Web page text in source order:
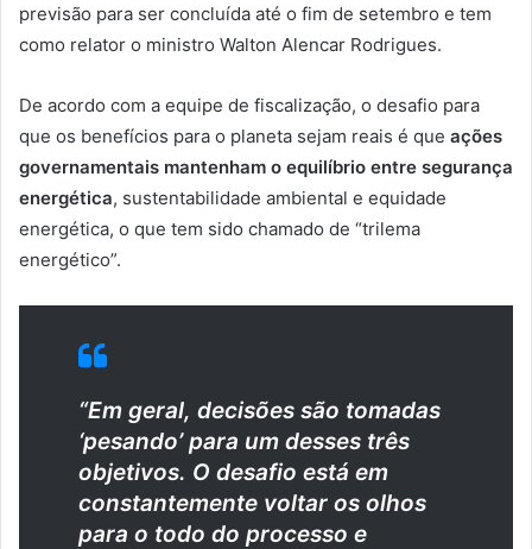
previsão para ser concluída até o fim de setembro e tem
como relator o ministro Walton Alencar Rodrigues.
De acordo com a equipe de fiscalização, o desafio para
que os benefícios para o planeta sejam reais é que ações
governamentais mantenham o equilíbrio entre segurança
energética, sustentabilidade ambiental e equidade
energética, o que tem sido chamado de “trilema
energético”.
“Em geral, decisões são tomadas
‘pesando’ para um desses três
objetivos. O desafio está em
constantemente voltar os olhos
para o todo do processo e